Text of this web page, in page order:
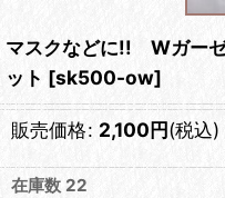
マスクなどに!! Wガ
ット [sk500-ow]
販売価格: 2,100円(税込)
在庫数 22